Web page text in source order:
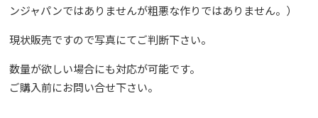
ンジャパンではありませんが粗悪な作りではありません。）
現状販売ですので写真にてご判断下さい。
数量が欲しい場合にも対応が可能です。
ご購入前にお問い合せ下さい。